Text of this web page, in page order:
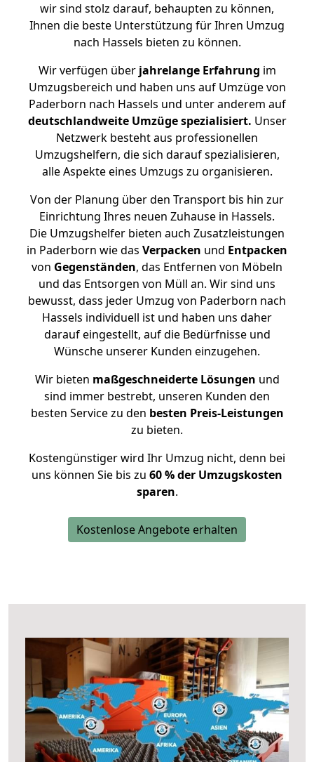
wir sind stolz darauf, behaupten zu können,
Ihnen die beste Unterstützung für Ihren Umzug
nach Hassels bieten zu können.
Wir verfügen überjahrelange Erfahrung im
Umzugsbereich und haben uns auf Umzüge von
Paderborn nach Hassels und unter anderem auf
deutschlandweite Umzüge spezialisiert. Unser
Netzwerk besteht aus professionellen
Umzugshelfern, die sich darauf spezialisieren,
alle Aspekte eines Umzugs zu organisieren.
Von der Planung über den Transport bis hin zur
Einrichtung Ihres neuen Zuhause in Hassels.
Die Umzugshelfer bieten auch Zusatzleistungen
in Paderborn wie das Verpacken und Entpacken
von Gegenständen, das Entfernen von Möbeln
und das Entsorgen von Müll an. Wir sind uns
bewusst, dass jeder Umzug von Paderborn nach
Hassels individuell ist und haben uns daher
darauf eingestellt, auf die Bedürfnisse und
Wünsche unserer Kunden einzugehen.
Wir bieten maßgeschneiderte Lösungen und
sind immer bestrebt, unseren Kunden den
besten Service zu den besten Preis-Leistungen
zu bieten.
Kostengünstiger wird Ihr Umzug nicht, denn bei
uns können Sie bis zu 60 % der Umzugskosten
sparen.
Kostenlose Angebote erhalten